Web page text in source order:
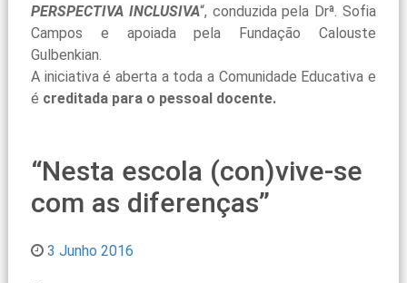
PERSPECTIVA INCLUSIVA“, conduzida pela Drª. Sofia
Campos e apoiada pela Fundação Calouste
Gulbenkian.
A iniciativa é aberta a toda a Comunidade Educativa e
é creditada para o pessoal docente.
“Nesta escola (con)vive-se
com as diferenças”
3 Junho 2016